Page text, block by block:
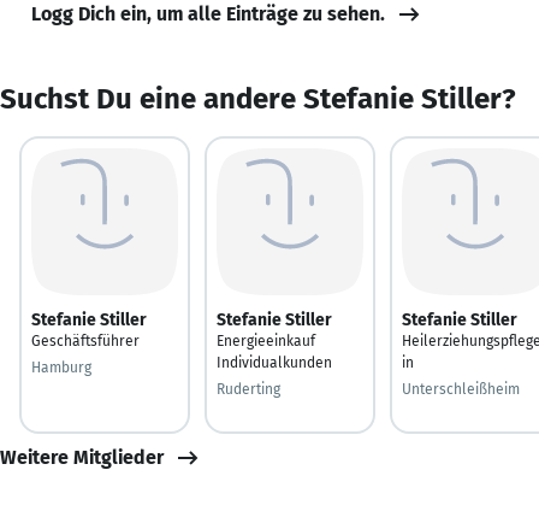
Logg Dich ein, um alle Einträge zu sehen.
Suchst Du eine andere Stefanie Stiller?
Stefanie Stiller
Geschäftsführer
Hamburg
Stefanie Stiller
Energieeinkauf
Individualkunden
Ruderting
Stefanie Stiller
in
Unterschleißheim
Weitere Mitglieder